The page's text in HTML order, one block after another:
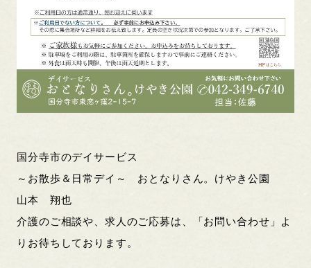
国分寺市のデイサービス
～お散歩＆日常デイ～ おとなりさん。けやき公園
山本 翔也
介護のご相談や、求人のご応募は、「お問い合わせ」よ
りお待ちしております。